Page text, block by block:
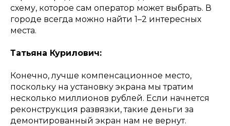
схему, которое сам оператор может выбрать. В
городе всегда можно найти 1–2 интересных
места.
Татьяна Курилович:
Конечно, лучше компенсационное место,
поскольку на установку экрана мы тратим
несколько миллионов рублей. Если начнется
реконструкция развязки, такие деньги за
демонтированный экран нам не вернут.